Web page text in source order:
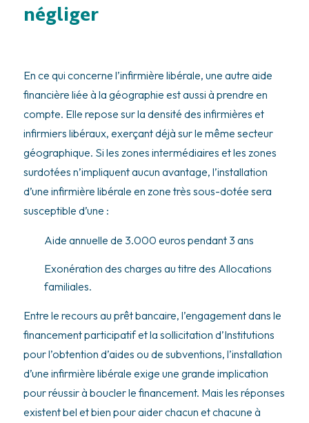
négliger
En ce qui concerne l’infirmière libérale, une autre aide
financière liée à la géographie est aussi à prendre en
compte. Elle repose sur la densité des infirmières et
infirmiers libéraux, exerçant déjà sur le même secteur
géographique. Si les zones intermédiaires et les zones
surdotées n’impliquent aucun avantage, l’installation
d’une infirmière libérale en zone très sous-dotée sera
susceptible d’une :
Aide annuelle de 3.000 euros pendant 3 ans
Exonération des charges au titre des Allocations
familiales.
Entre le recours au prêt bancaire, l’engagement dans le
financement participatif et la sollicitation d’Institutions
pour l’obtention d’aides ou de subventions, l’installation
d’une infirmière libérale exige une grande implication
pour réussir à boucler le financement. Mais les réponses
existent bel et bien pour aider chacun et chacune à